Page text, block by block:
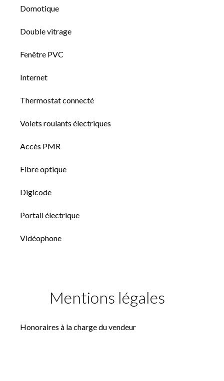
Domotique
Double vitrage
Fenêtre PVC
Internet
Thermostat connecté
Volets roulants électriques
Accès PMR
Fibre optique
Digicode
Portail électrique
Vidéophone
Mentions légales
Honoraires à la charge du vendeur